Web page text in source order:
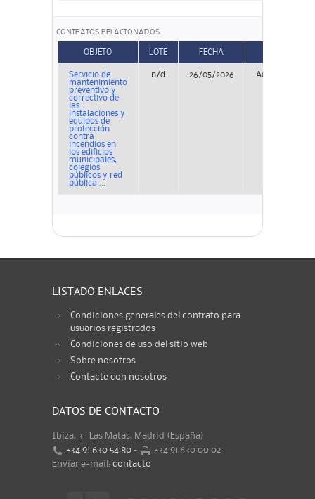
CONTRATOS RELACIONADOS
OBJETO LOTE FECHA
Servicio de
mantenimiento
preventivo y
correctivo de
las
instalaciones y
equipos de
protección
contra
incendios en
los edificios
municipales,
colegios
públicos y red
pública ...
n/d 26/05/2026 Adjudicación
LISTADO ENLACES
Condiciones generales del contrato para
usuarios registrados
Condiciones de uso del sitio web
Sobre nosotros
Contacte con nosotros
DATOS DE CONTACTO
Ibiza, 3 · Las Matas, Madrid (España)
+34 91 630 54 80 -
+34 91 630 00 02
Enviar e-mail: contacto